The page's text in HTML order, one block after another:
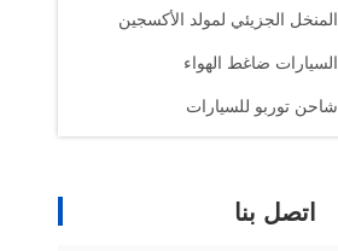
المنخل الجزيئي لمولد الأكسجين
السيارات ضاغط الهواء
شاحن توربو للسيارات
اتصل بنا